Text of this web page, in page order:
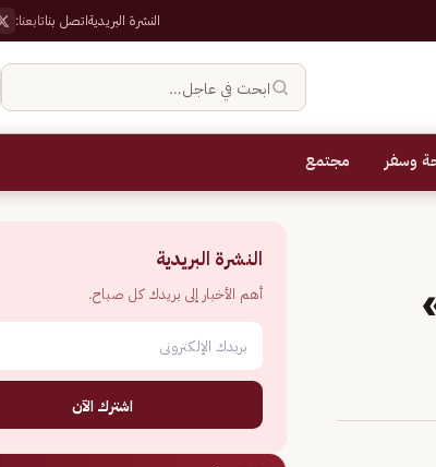
النشرة البريديةاتصل بناتابعنا:
ابحث في عاجل…
وسفر مجتمع
النشرة البريدية
أهم الأخبار إلى بريدك كل صباح.
اشترك الآن